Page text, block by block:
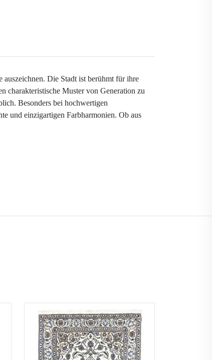
Die Stadt ist berühmt für ihre
charakteristische Muster von Generation zu
Besonders bei hochwertigen
und einzigartigen Farbharmonien. Ob aus